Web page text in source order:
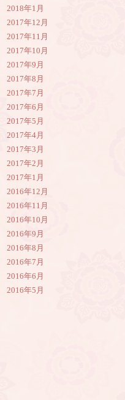
2018年1月
2017年12月
2017年11月
2017年10月
2017年9月
2017年8月
2017年7月
2017年6月
2017年5月
2017年4月
2017年3月
2017年2月
2017年1月
2016年12月
2016年11月
2016年10月
2016年9月
2016年8月
2016年7月
2016年6月
2016年5月